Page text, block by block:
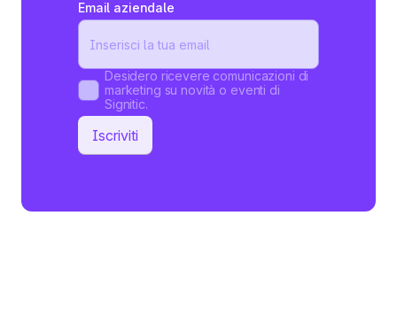
Email aziendale
Desidero ricevere comunicazioni di
marketing su novità o eventi di
Signitic.